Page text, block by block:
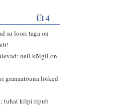
Ül 4
su loori taga on
neil kõigil on
granaatõuna lõiked
tuhat kilpi ripub